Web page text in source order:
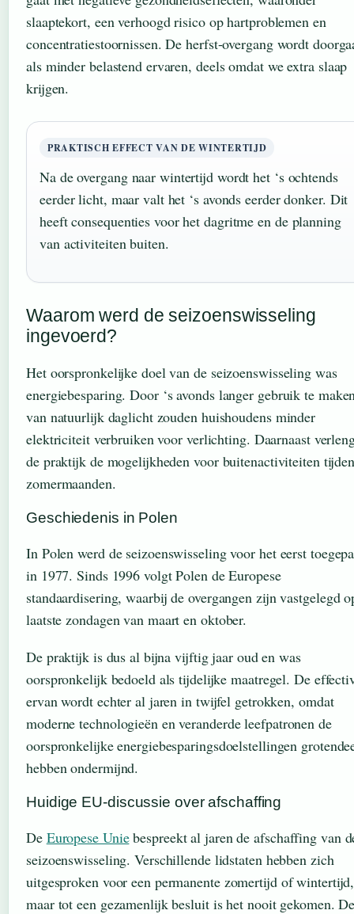
slaaptekort, een verhoogd risico op hartproblemen en
concentratiestoornissen. De herfst-overgang wordt
als minder belastend ervaren, deels omdat we extra slaap
krijgen.
PRAKTISCH EFFECT VAN DE WINTERTIJD
Na de overgang naar wintertijd wordt het ‘s ochtends
eerder licht, maar valt het ‘s avonds eerder donker. Dit
heeft consequenties voor het dagritme en de planning
van activiteiten buiten.
Waarom werd de seizoenswisseling
ingevoerd?
Het oorspronkelijke doel van de seizoenswisseling was
energiebesparing. Door ‘s avonds langer gebruik te
van natuurlijk daglicht zouden huishoudens minder
elektriciteit verbruiken voor verlichting. Daarnaast
de praktijk de mogelijkheden voor buitenactiviteiten
zomermaanden.
Geschiedenis in Polen
In Polen werd de seizoenswisseling voor het eerst
in 1977. Sinds 1996 volgt Polen de Europese
standaardisering, waarbij de overgangen zijn vastgelegd
laatste zondagen van maart en oktober.
De praktijk is dus al bijna vijftig jaar oud en was
oorspronkelijk bedoeld als tijdelijke maatregel. De
ervan wordt echter al jaren in twijfel getrokken, omdat
moderne technologieën en veranderde leefpatronen de
oorspronkelijke energiebesparingsdoelstellingen
hebben ondermijnd.
Huidige EU-discussie over afschaffing
De Europese Uniebespreekt al jaren de afschaffing van
seizoenswisseling. Verschillende lidstaten hebben zich
uitgesproken voor een permanente zomertijd of wintertijd,
maar tot een gezamenlijk besluit is het nooit gekomen.